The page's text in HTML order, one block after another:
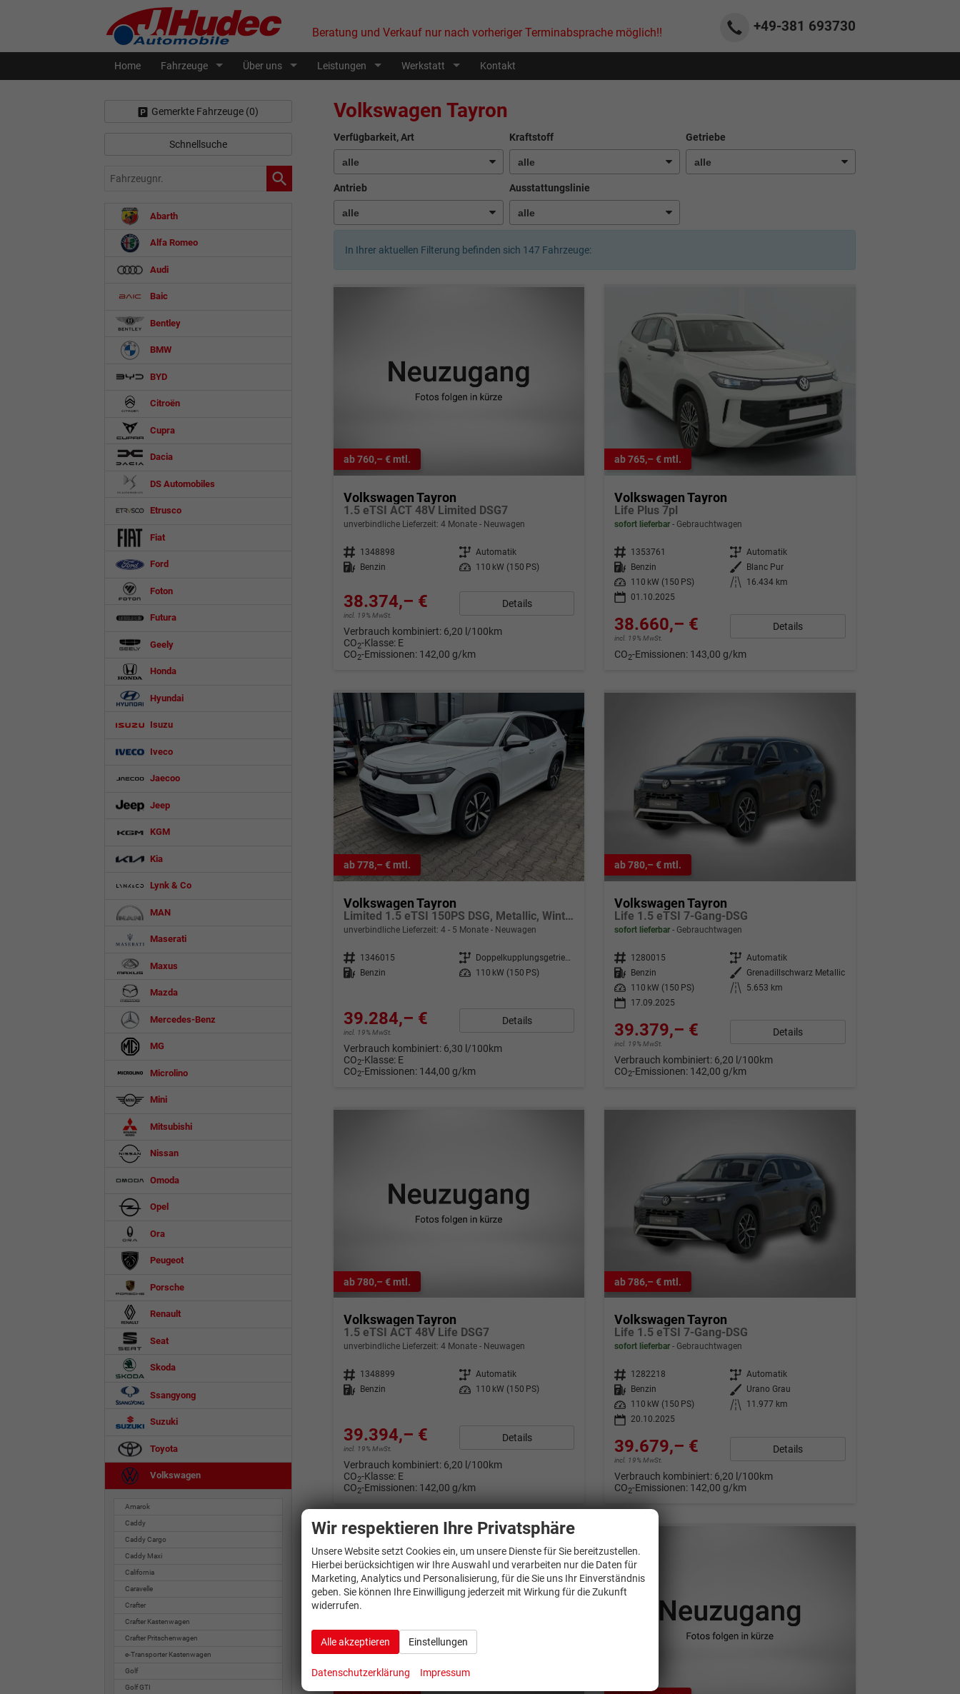
+49-381 693730
Beratung und Verkauf nur nach vorheriger Terminabsprache möglich!!
Home Fahrzeuge Über uns Leistungen Werkstatt Kontakt
Volkswagen Tayron
Verfügbarkeit, Art Kraftstoff Getriebe
Antrieb Ausstattungslinie
In Ihrer aktuellen Filterung befinden sich 147 Fahrzeuge:
ab 760,– € mtl.
Volkswagen Tayron
1.5 eTSI ACT 48V Limited DSG7
unverbindliche Lieferzeit: 4 Monate Neuwagen
Fahrzeugnr. 1348898 Getriebe Automatik
Kraftstoff
Benzin Leistung 110 kW (150 PS)
38.374,– €
incl. 19% MwSt.
Details
Verbrauch kombiniert: 6,20 l/100km
CO2-Klasse: E
CO2-Emissionen: 142,00 g/km
ab 765,– € mtl.
Volkswagen Tayron
Life Plus 7pl
sofort lieferbar Gebrauchtwagen
Fahrzeugnr. 1353761 Getriebe Automatik
Kraftstoff
Benzin Außenfarbe
Blanc Pur
Leistung
110 kW (150 PS) Kilometerstand
16.434 km
01.10.2025
38.660,– €
incl. 19% MwSt.
Details
CO2-Emissionen: 143,00 g/km
ab 778,– € mtl.
Volkswagen Tayron
Limited 1.5 eTSI 150PS DSG, Metallic, Winterpaket, Elektr. Heckklappe, 17" Alu, LED-PLUS-Scheinwerfer, ParkAssist, Parksensoren v/h, 360°Kamera, Akustikfenster/Privacy, Radio 12,9"/App-Connect, Alarm, Keyless, 3Z-Climatronic, ACC, Dachreling silber
unverbindliche Lieferzeit: 4 - 5 Monate Neuwagen
Fahrzeugnr. 1346015 Getriebe
Doppelkupplungsgetriebe (DSG)
Kraftstoff Benzin Leistung 110 kW (150 PS)
39.284,– €
incl. 19% MwSt.
Details
Verbrauch kombiniert: 6,30 l/100km
CO2-Klasse: E
CO2-Emissionen: 144,00 g/km
ab 780,– € mtl.
Volkswagen Tayron
Life 1.5 eTSI 7-Gang-DSG
sofort lieferbar Gebrauchtwagen
Fahrzeugnr. 1280015 Getriebe Automatik
Kraftstoff Benzin Außenfarbe
Grenadillschwarz Metallic
Leistung
110 kW (150 PS) Kilometerstand
5.653 km
17.09.2025
39.379,– €
incl. 19% MwSt.
Details
Verbrauch kombiniert: 6,20 l/100km
CO2-Emissionen: 142,00 g/km
ab 780,– € mtl.
Volkswagen Tayron
1.5 eTSI ACT 48V Life DSG7
unverbindliche Lieferzeit: 4 Monate Neuwagen
Fahrzeugnr. 1348899 Getriebe Automatik
Kraftstoff
Benzin Leistung 110 kW (150 PS)
39.394,– €
incl. 19% MwSt.
Details
Verbrauch kombiniert: 6,20 l/100km
CO2-Klasse: E
CO2-Emissionen: 142,00 g/km
ab 786,– € mtl.
Volkswagen Tayron
Life 1.5 eTSI 7-Gang-DSG
sofort lieferbar Gebrauchtwagen
Fahrzeugnr. 1282218 Getriebe Automatik
Kraftstoff
Benzin Außenfarbe
Urano Grau
Leistung
110 kW (150 PS) Kilometerstand
11.977 km
20.10.2025
39.679,– €
incl. 19% MwSt.
Details
Verbrauch kombiniert: 6,20 l/100km
CO2-Emissionen: 142,00 g/km
Gemerkte Fahrzeuge (0)
Schnellsuche
Fahrzeugnr.
Abarth
Alfa Romeo
Audi
Baic
Bentley
BMW
BYD
Citroën
Cupra
Dacia
DS Automobiles
Etrusco
Fiat
Ford
Foton
Futura
Geely
Honda
Hyundai
Isuzu
Iveco
Jaecoo
Jeep
KGM
Kia
Lynk & Co
MAN
Maserati
Maxus
Mazda
Mercedes-Benz
MG
Microlino
Mini
Mitsubishi
Nissan
Omoda
Opel
Ora
Peugeot
Porsche
Renault
Seat
Skoda
Ssangyong
Suzuki
Toyota
Volkswagen
Amarok
Caddy
Caddy Cargo
Caddy Maxi
California
Caravelle
Crafter
Crafter Kastenwagen
Crafter Pritschenwagen
e-Transporter Kastenwagen
Golf
Golf GTI
Wir respektieren Ihre Privatsphäre
Unsere Website setzt Cookies ein, um unsere Dienste für Sie bereitzustellen.
Hierbei berücksichtigen wir Ihre Auswahl und verarbeiten nur die Daten für
Marketing, Analytics und Personalisierung, für die Sie uns Ihr Einverständnis
geben. Sie können Ihre Einwilligung jederzeit mit Wirkung für die Zukunft
widerrufen.
Alle akzeptieren Einstellungen
Datenschutzerklärung Impressum